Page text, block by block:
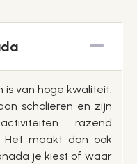
is van hoge kwaliteit.
scholieren en zijn
razend
Het maakt dan ook
je kiest of waar